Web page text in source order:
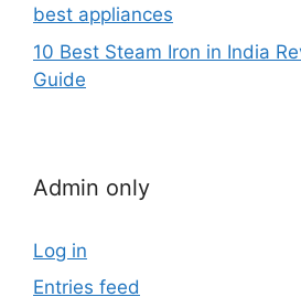
best appliances
10 Best Steam Iron in India
Guide
Admin only
Log in
Entries feed